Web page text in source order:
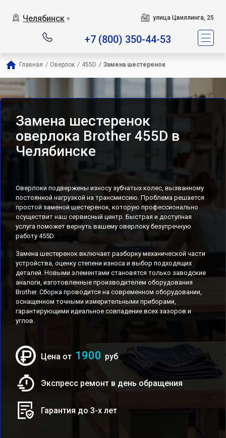
Челябинск ▼ улица Цвиллинга, 25
+7 (800) 350-44-53
Главная / Оверлок / 455D / Замена шестеренок
Замена шестеренок
оверлока Brother 455D в
Челябинске
Оверлоки подвержены износу зубчатых колес, вызванному
постоянной нагрузкой на трансмиссию. Проблема решается
простой заменой шестеренок, которую профессионально
осуществит наш сервисный центр. Быстрая и доступная
услуга поможет вернуть вашему оверлоку безупречную
работу 455D.
Замена шестеренок включает разборку механической части
устройства, оценку степени износа и выбор подходящих
деталей. Новыми элементами становятся только заводские
аналоги, изготовленные производителем оборудования
Brother. Сборка проводится на современном оборудовании,
оснащенном точными измерительными приборами,
гарантирующими идеальное совпадение всех зазоров и
углов.
Цена от 1900 руб
Экспресс ремонт в день обращения
Гарантия до 3-х лет